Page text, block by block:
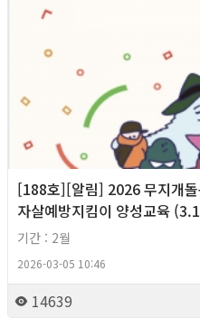
[188호][알림] 2026 무지개
자살예방지킴이 양성교육
기간 : 2월
2026-03-05 10:46
14639